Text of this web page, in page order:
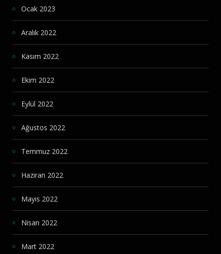
Ocak 2023
Aralık 2022
Kasım 2022
Ekim 2022
Eylül 2022
Ağustos 2022
Temmuz 2022
Haziran 2022
Mayıs 2022
Nisan 2022
Mart 2022